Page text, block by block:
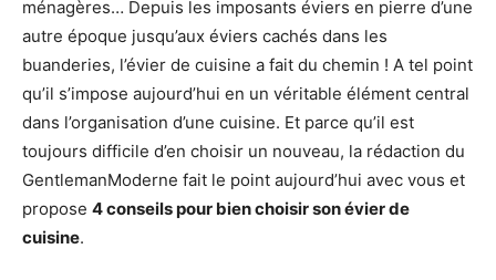
ménagères… Depuis les imposants éviers en pierre d’une
autre époque jusqu’aux éviers cachés dans les
buanderies, l’évier de cuisine a fait du chemin ! A tel point
qu’il s’impose aujourd’hui en un véritable élément central
dans l’organisation d’une cuisine. Et parce qu’il est
toujours difficile d’en choisir un nouveau, la rédaction du
GentlemanModerne fait le point aujourd’hui avec vous et
propose 4 conseils pour bien choisir son évier de
cuisine.